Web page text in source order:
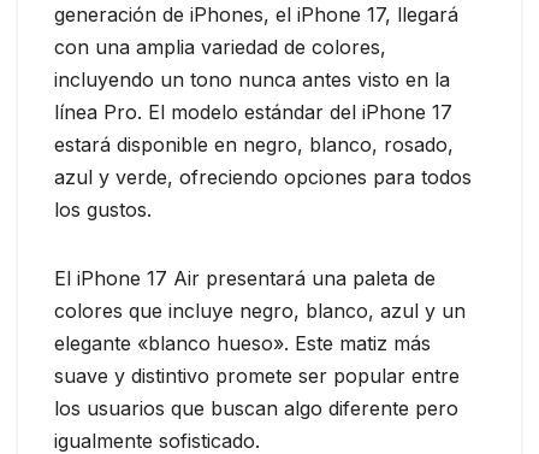
generación de iPhones, el iPhone 17, llegará
con una amplia variedad de colores,
incluyendo un tono nunca antes visto en la
línea Pro. El modelo estándar del iPhone 17
estará disponible en negro, blanco, rosado,
azul y verde, ofreciendo opciones para todos
los gustos.
El iPhone 17 Air presentará una paleta de
colores que incluye negro, blanco, azul y un
elegante «blanco hueso». Este matiz más
suave y distintivo promete ser popular entre
los usuarios que buscan algo diferente pero
igualmente sofisticado.